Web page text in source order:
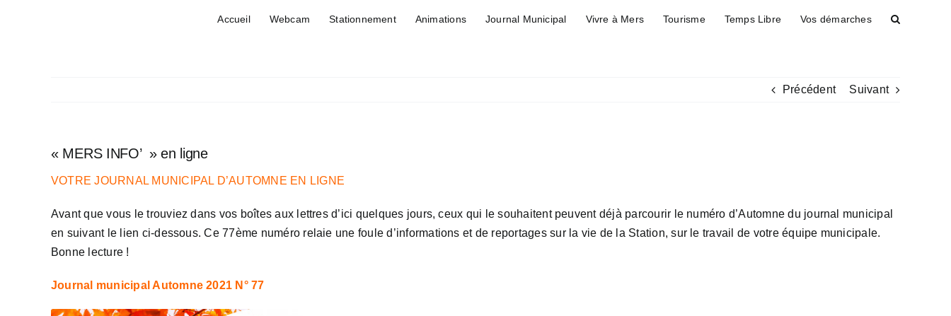
Accueil Webcam Stationnement Animations Journal Municipal Vivre à Mers Tourisme Temps Libre Vos démarches
Précédent Suivant
« MERS INFO’ » en ligne
VOTRE JOURNAL MUNICIPAL D’AUTOMNE EN LIGNE
Avant que vous le trouviez dans vos boîtes aux lettres d’ici quelques jours, ceux qui le souhaitent peuvent déjà parcourir le numéro d’Automne du journal municipal
en suivant le lien ci-dessous. Ce 77ème numéro relaie une foule d’informations et de reportages sur la vie de la Station, sur le travail de votre équipe municipale.
Bonne lecture !
Journal municipal Automne 2021 N° 77